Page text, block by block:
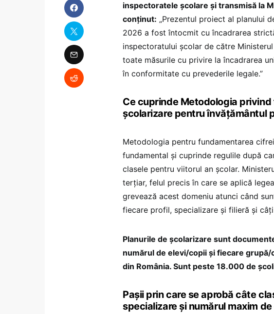
inspectoratele școlare și transmisă la
conținut: „Prezentul proiect al planului
2026 a fost întocmit cu încadrarea
inspectoratului școlar de către
toate măsurile cu privire la încadrarea
în conformitate cu prevederile legale.”
Ce cuprinde Metodologia
școlarizare pentru învățământul
Metodologia pentru fundamentarea
fundamental și cuprinde regulile după
clasele pentru viitorul an școlar.
terțiar, felul precis în care se aplică
grevează acest domeniu atunci când
fiecare profil, specializare și filieră și
Planurile de școlarizare sunt
numărul de elevi/copii și fiecare
din România. Sunt peste 18.000 de
Pașii prin care se aprobă câte
specializare și numărul maxim